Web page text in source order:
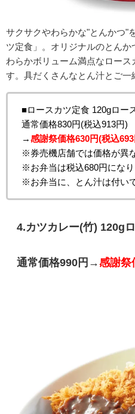
サクサクやわらかな"とんかつ"
ツ定食」。オリジナルのとん
わらかボリューム満点なロース
す。具だくさんなとん汁とご一
■ロースカツ定食 120gロー
通常価格830円(税込913円)
→ 感謝祭価格630円(税込
※券売機店舗では価格が異
※お弁当は税込680円になり
※お弁当に、とん汁は付い
4.カツカレー(竹) 120g
通常価格990円→感謝祭